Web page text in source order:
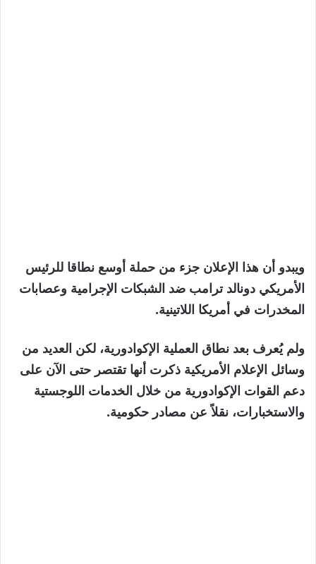
ويبدو أن هذا الإعلان جزء من حملة أوسع نطاقا للرئيس
الأمريكي دونالد ترامب ضد الشبكات الإجرامية وعصابات
المخدرات في أمريكا اللاتينية.
ولم يُعرف بعد نطاق العملية الإكوادورية، لكن العديد من
وسائل الإعلام الأمريكية ذكرت أنها تقتصر حتى الآن على
دعم القوات الإكوادورية من خلال الخدمات اللوجستية
والاستخبارات، نقلاً عن مصادر حكومية.